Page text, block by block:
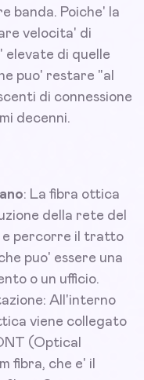
banda. Poiche' la
velocita' di
elevate di quelle
puo' restare "al
di connessione
decenni.
: La fibra ottica
della rete del
e percorre il tratto
puo' essere una
o un ufficio.
All'interno
viene collegato
(Optical
fibra, che e' il